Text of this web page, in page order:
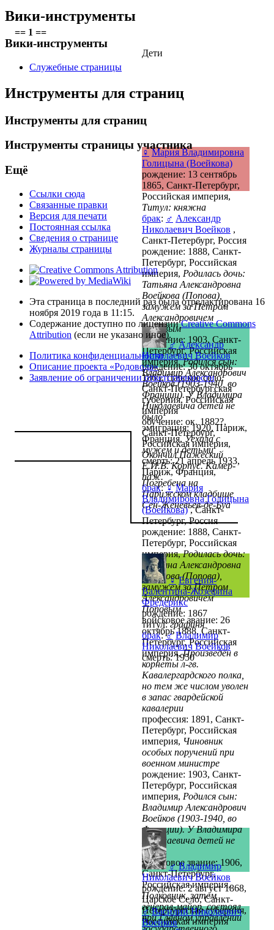
== 1 ==
Дети
♀ Мария Владимировна
Голицына (Воейкова)
рождение: 13 сентябрь
1865, Санкт-Петербург,
Российская империя,
Титул: княжна
брак: ♂ Александр
Николаевич Воейков ,
Санкт-Петербург, Россия
рождение: 1888, Санкт-
Петербург, Российская
империя, Родилась дочь:
Татьяна Александровна
Воейкова (Попова),
замужем за Петром
Александровичем
Поповым
рождение: 1903, Санкт-
Петербург, Российская
империя,Родился сын:
Владимир Александрович
Воейков (1903-1940, во
Франции). У Владимира
Николаевича детей не
было
эмиграция: 1920, Париж,
Франция,Уехала с
мужем и детьми
смерть: 21 апрель 1933,
Париж, Франция,
Погребена на
Парижском кладбище
Сен-Женевьев-де-Буа
♂ Александр
Николаевич Воейков
рождение: 30 октябрь
1865, Царское село,
Санкт-Петербургская
губерния, Российская
империя
обучение: ок. 1882?,
Санкт-Петербург,
Российская империя,
Окончил Пажеский
Е.И.В. Корпус. Камер-
паж.
брак:♀ Мария
Владимировна Голицына
(Воейкова), Санкт-
Петербург, Россия
рождение: 1888, Санкт-
Петербург, Российская
империя,Родилась дочь:
Татьяна Александровна
Воейкова (Попова),
замужем за Петром
Александровичем
Поповым
войсковое звание: 26
октябрь 1888, Санкт-
Петербург, Российская
империя,Произведён в
корнеты л-гв.
Кавалергардского полка,
но тем же числом уволен
в запас гвардейской
кавалерии
профессия: 1891, Санкт-
Петербург, Российская
империя, Чиновник
особых поручений при
военном министре
рождение: 1903, Санкт-
Петербург, Российская
империя, Родился сын:
Владимир Александрович
Воейков (1903-1940, во
Франции). У Владимира
Николаевича детей не
было.
войсковое звание: 1906,
Санкт-Петербург,
Российская империя,
Полковник, затем
генерал-майор, состоял
при Главном управлении
♀ Евгения-
Валентина-Жозефина
Фредерикс
рождение: 1867
титул:графиня
брак:♂ Владимир
Николаевич Воейков
смерть: 1950
♂ Владимир
Николаевич Воейков
рождение: 2 август 1868,
Царское Село, Санкт-
Петербургская губерния,
Российская империя
♂ Василий Николаевич
Воейков
Вики-инструменты
Вики-инструменты
Служебные страницы
Инструменты для страниц
Инструменты для страниц
Инструменты страницы участника
Ещё
Ссылки сюда
Связанные правки
Версия для печати
Постоянная ссылка
Сведения о странице
Журналы страницы
Эта страница в последний раз была отредактирована 16
ноября 2019 года в 11:15.
Содержание доступно по лицензииCreative Commons
Attribution (если не указано иное).
Политика конфиденциальности
Описание проекта «Родовода»
Заявление об ограничении ответственности